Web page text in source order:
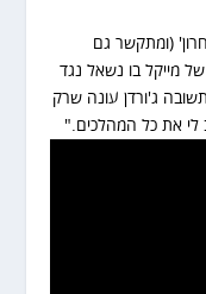
(ומתקשר גם
של מייקל בו נשאל נגד
בסוף התשובה ג'ורדן עונה שרק
לי את כל המהלכים."